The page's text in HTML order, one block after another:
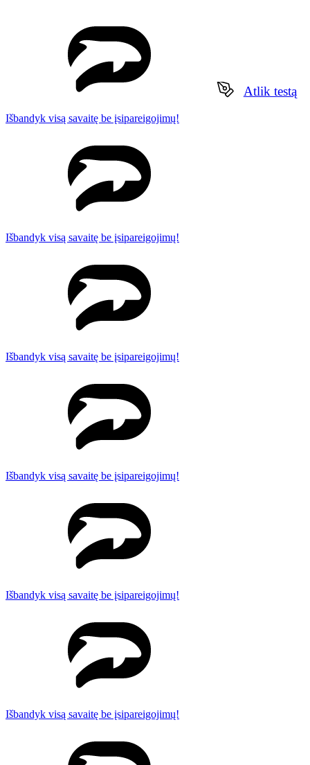
Išbandyk visą savaitę be įsipareigojimų!
Išbandyk visą savaitę be įsipareigojimų!
Išbandyk visą savaitę be įsipareigojimų!
Išbandyk visą savaitę be įsipareigojimų!
Išbandyk visą savaitę be įsipareigojimų!
Išbandyk visą savaitę be įsipareigojimų!
Atlik testą